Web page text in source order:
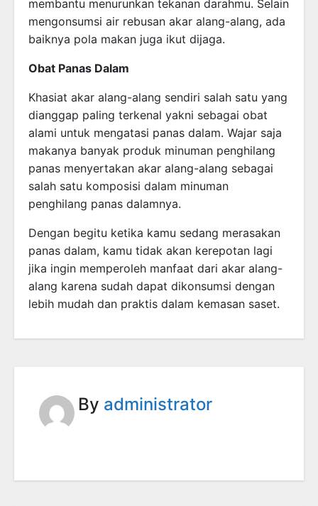
membantu menurunkan tekanan darahmu. Selain
mengonsumsi air rebusan akar alang-alang, ada
baiknya pola makan juga ikut dijaga.
Obat Panas Dalam
Khasiat akar alang-alang sendiri salah satu yang
dianggap paling terkenal yakni sebagai obat
alami untuk mengatasi panas dalam. Wajar saja
makanya banyak produk minuman penghilang
panas menyertakan akar alang-alang sebagai
salah satu komposisi dalam minuman
penghilang panas dalamnya.
Dengan begitu ketika kamu sedang merasakan
panas dalam, kamu tidak akan kerepotan lagi
jika ingin memperoleh manfaat dari akar alang-
alang karena sudah dapat dikonsumsi dengan
lebih mudah dan praktis dalam kemasan saset.
By administrator